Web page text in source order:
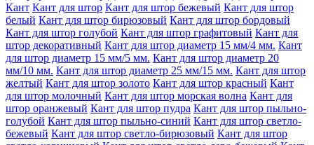
Кант Кант для штор Кант для штор бежевый Кант для штор
белый Кант для штор бирюзовый Кант для штор бордовый
Кант для штор голубой Кант для штор графитовый Кант для
штор декоративный Кант для штор диаметр 15 мм/4 мм. Кант
для штор диаметр 15 мм/5 мм. Кант для штор диаметр 20
мм/10 мм. Кант для штор диаметр 25 мм/15 мм. Кант для штор
желтый Кант для штор золото Кант для штор красный Кант
для штор молочный Кант для штор морская волна Кант для
штор оранжевый Кант для штор пудра Кант для штор пыльно-
голубой Кант для штор пыльно-синий Кант для штор светло-
бежевый Кант для штор светло-бирюзовый Кант для штор